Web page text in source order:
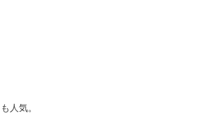
人気。